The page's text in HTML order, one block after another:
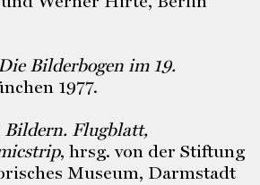
Bilderbogen im 19.
1977.
Bildern. Flugblatt,
, hrsg. von der Stiftung
Museum, Darmstadt